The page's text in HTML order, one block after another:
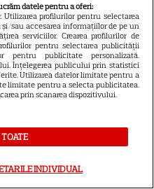
„Am primit
lui într-o cutie”
Brumă, dezvăluire
silueta de la 49 de ani:
Nu e noroc”
datele pentru a oferi:
Utilizarea profilurilor pentru selectarea
sau accesarea informațiilor de pe un
serviciilor. Crearea profilurilor de
pentru selectarea publicității
pentru publicitate personalizată.
Înțelegerea publicului prin statistici
Utilizarea datelor limitate pentru a
limitate pentru a selecta publicitatea.
prin scanarea dispozitivului.
INDIVIDUAL